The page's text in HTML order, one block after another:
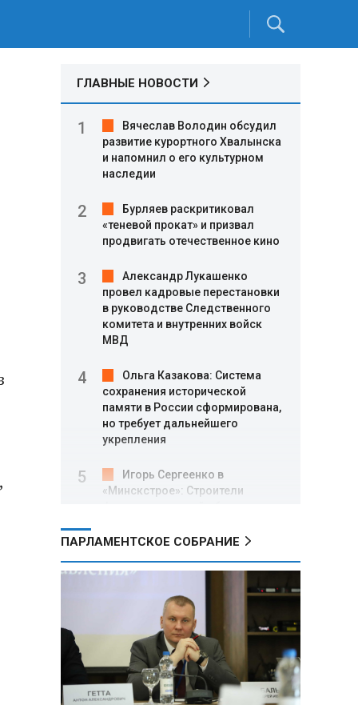
ГЛАВНЫЕ НОВОСТИ
Вячеслав Володин обсудил
развитие курортного Хвалынска
и напомнил о его культурном
наследии
Бурляев раскритиковал
«теневой прокат» и призвал
продвигать отечественное кино
Александр Лукашенко
провел кадровые перестановки
в руководстве Следственного
комитета и внутренних войск
МВД
Ольга Казакова: Система
сохранения исторической
памяти в России сформирована,
но требует дальнейшего
укрепления
Игорь Сергеенко в
«Минскстрое»: Строители
в улучшении охраны труда
МИД РФ: Поездка
Зеленского в США не принесла
ожидаемых результатов
Белорусские школьники
собрали первые «космические»
томаты из семян, побывавших
на орбите
ПАРЛАМЕНТСКОЕ СОБРАНИЕ